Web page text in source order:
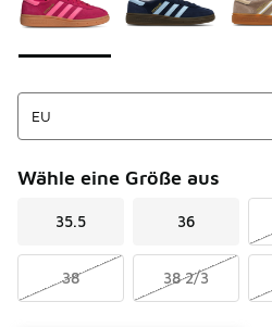
Wähle eine Größe aus
35.5 36
38 38 2/3